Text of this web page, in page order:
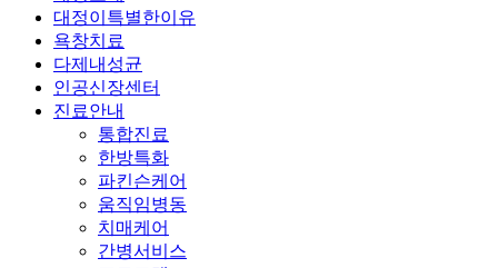
대정이특별한이유
욕창치료
다제내성균
인공신장센터
진료안내
통합진료
한방특화
파킨슨케어
움직임병동
치매케어
간병서비스